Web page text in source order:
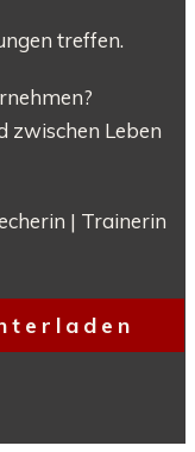
treffen.
zwischen Leben
| Trainerin